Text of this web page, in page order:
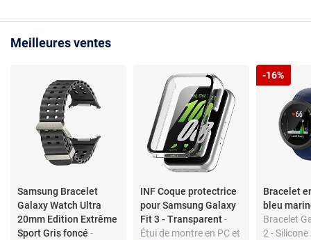
Meilleures ventes
Samsung Bracelet
Galaxy Watch Ultra
20mm Edition Extrême
Sport Gris foncé -
INF Coque protectrice
pour Samsung Galaxy
Fit 3 - Transparent-
Étui de montre en PC et
Bracelet
bleu
Bracelet
2 -
-16%